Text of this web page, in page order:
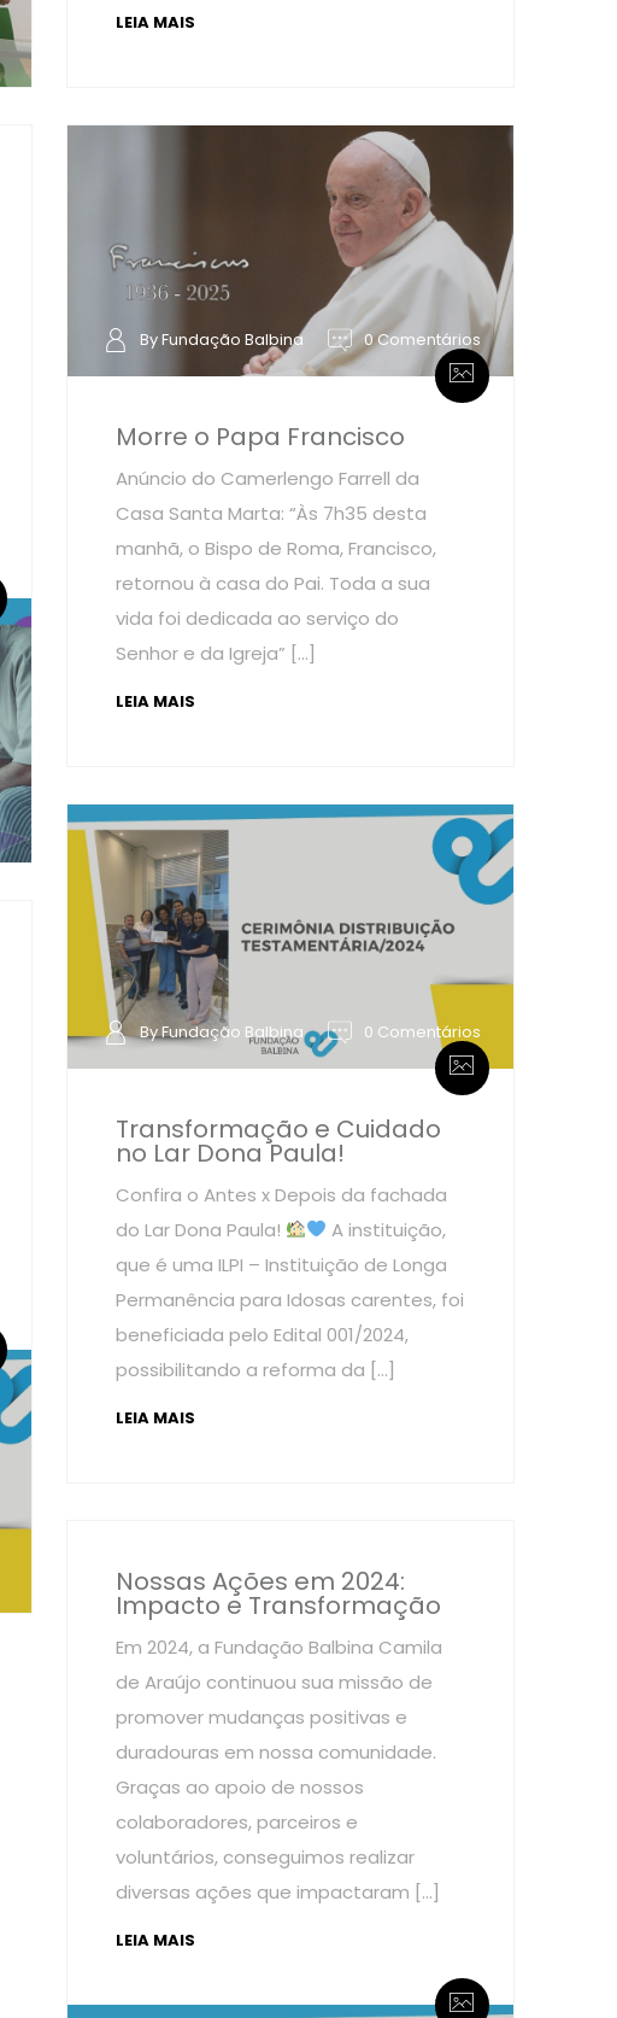
LEIA MAIS
By Fundação Balbina 0 Comentários
Morre o Papa Francisco
Anúncio do Camerlengo Farrell da
Casa Santa Marta: “Às 7h35 desta
manhã, o Bispo de Roma, Francisco,
retornou à casa do Pai. Toda a sua
vida foi dedicada ao serviço do
Senhor e da Igreja” […]
LEIA MAIS
By Fundação Balbina 0 Comentários
Transformação e Cuidado
no Lar Dona Paula!
Confira o Antes x Depois da fachada
do Lar Dona Paula!
A instituição,
que é uma ILPI – Instituição de Longa
Permanência para Idosas carentes, foi
beneficiada pelo Edital 001/2024,
possibilitando a reforma da […]
LEIA MAIS
Nossas Ações em 2024:
Impacto e Transformação
Em 2024, a Fundação Balbina Camila
de Araújo continuou sua missão de
promover mudanças positivas e
duradouras em nossa comunidade.
Graças ao apoio de nossos
colaboradores, parceiros e
voluntários, conseguimos realizar
diversas ações que impactaram […]
LEIA MAIS